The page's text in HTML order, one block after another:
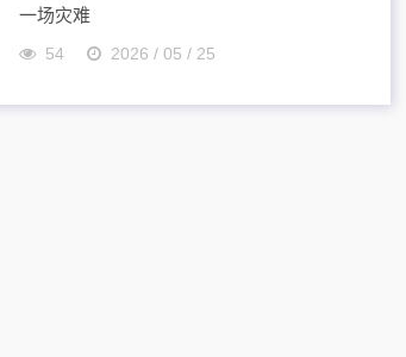
一场灾难
54 2026 / 05 / 25